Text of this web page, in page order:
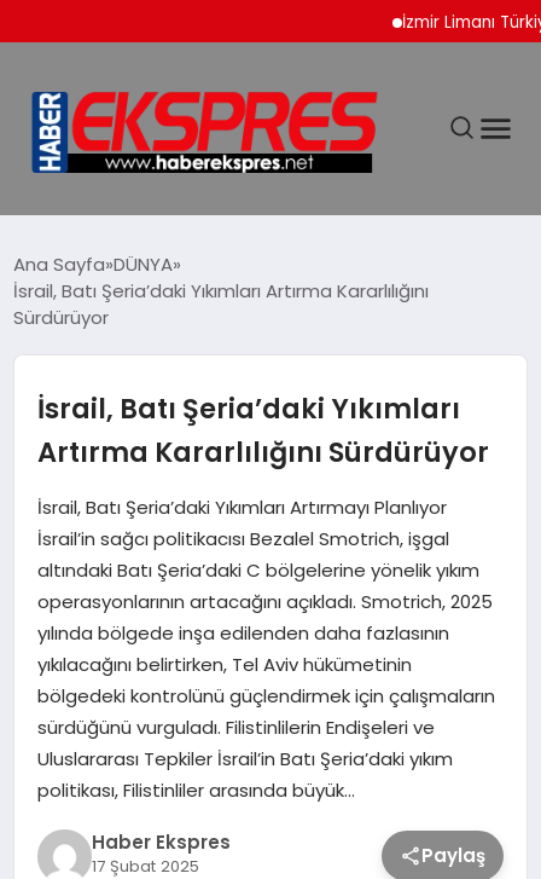
İzmir Limanı Türkiye
EKONOMİ
SİYASET
SPOR
YAŞAM
TEKNOLOJİ
SAĞLIK
MAGAZİN
EĞİTİM
Ana Sayfa DÜNYA
İsrail, Batı Şeria’daki Yıkımları Artırma Kararlılığını
Sürdürüyor
İsrail, Batı Şeria’daki Yıkımları
Artırma Kararlılığını Sürdürüyor
İsrail, Batı Şeria’daki Yıkımları Artırmayı Planlıyor
İsrail’in sağcı politikacısı Bezalel Smotrich, işgal
altındaki Batı Şeria’daki C bölgelerine yönelik yıkım
operasyonlarının artacağını açıkladı. Smotrich, 2025
yılında bölgede inşa edilenden daha fazlasının
yıkılacağını belirtirken, Tel Aviv hükümetinin
bölgedeki kontrolünü güçlendirmek için çalışmaların
sürdüğünü vurguladı. Filistinlilerin Endişeleri ve
Uluslararası Tepkiler İsrail’in Batı Şeria’daki yıkım
politikası, Filistinliler arasında büyük…
Haber Ekspres
17 Şubat 2025 Paylaş